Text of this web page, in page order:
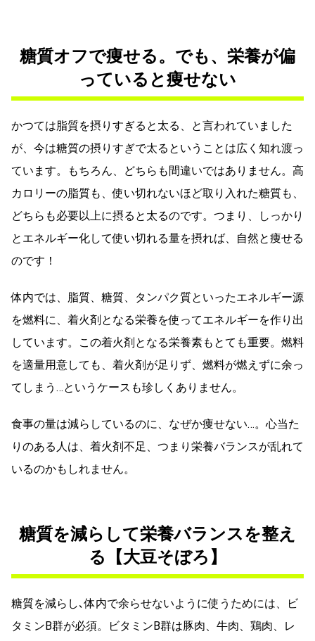
糖質オフで痩せる。でも、栄養が偏
っていると痩せない
かつては脂質を摂りすぎると太る、と言われていました
が、今は糖質の摂りすぎで太るということは広く知れ渡っ
ています。もちろん、どちらも間違いではありません。高
カロリーの脂質も、使い切れないほど取り入れた糖質も、
どちらも必要以上に摂ると太るのです。つまり、しっかり
とエネルギー化して使い切れる量を摂れば、自然と痩せる
のです！
体内では、脂質、糖質、タンパク質といったエネルギー源
を燃料に、着火剤となる栄養を使ってエネルギーを作り出
しています。この着火剤となる栄養素もとても重要。燃料
を適量用意しても、着火剤が足りず、燃料が燃えずに余っ
てしまう…というケースも珍しくありません。
食事の量は減らしているのに、なぜか痩せない…。心当た
りのある人は、着火剤不足、つまり栄養バランスが乱れて
いるのかもしれません。
糖質を減らして栄養バランスを整え
る【大豆そぼろ】
糖質を減らし､体内で余らせないように使うためには、ビ
タミンB群が必須。ビタミンB群は豚肉、牛肉、鶏肉、レ